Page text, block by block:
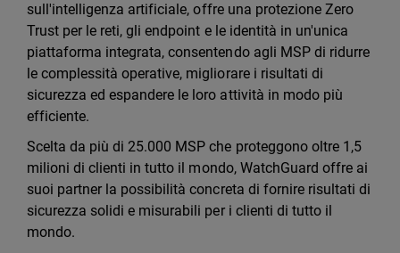
sull'intelligenza artificiale, offre una protezione Zero
Trust per le reti, gli endpoint e le identità in un'unica
piattaforma integrata, consentendo agli MSP di ridurre
le complessità operative, migliorare i risultati di
sicurezza ed espandere le loro attività in modo più
efficiente.
Scelta da più di 25.000 MSP che proteggono oltre 1,5
milioni di clienti in tutto il mondo, WatchGuard offre ai
suoi partner la possibilità concreta di fornire risultati di
sicurezza solidi e misurabili per i clienti di tutto il
mondo.